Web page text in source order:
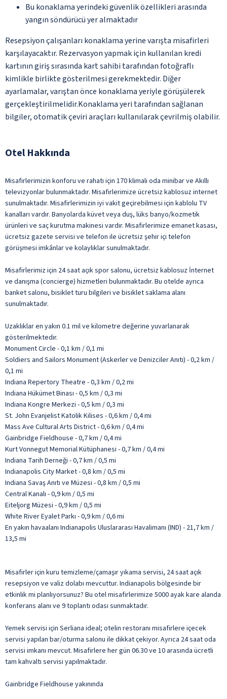
Bu konaklama yerindeki güvenlik özellikleri arasında
yangın söndürücü yer almaktadır
Resepsiyon çalışanları konaklama yerine varışta misafirleri
karşılayacaktır. Rezervasyon yapmak için kullanılan kredi
kartının giriş sırasında kart sahibi tarafından fotoğraflı
kimlikle birlikte gösterilmesi gerekmektedir. Diğer
ayarlamalar, varıştan önce konaklama yeriyle görüşülerek
gerçekleştirilmelidir.Konaklama yeri tarafından sağlanan
bilgiler, otomatik çeviri araçları kullanılarak çevrilmiş olabilir.
Otel Hakkında
Misafirlerimizin konforu ve rahatı için 170 klimalı oda minibar ve Akıllı
televizyonlar bulunmaktadır. Misafirlerimize ücretsiz kablosuz internet
sunulmaktadır. Misafirlerimizin iyi vakit geçirebilmesi için kablolu TV
kanalları vardır. Banyolarda küvet veya duş, lüks banyo/kozmetik
ürünleri ve saç kurutma makinesi vardır. Misafirlerimize emanet kasası,
ücretsiz gazete servisi ve telefon ile ücretsiz şehir içi telefon
görüşmesi imkânlar ve kolaylıklar sunulmaktadır.
Misafirlerimiz için 24 saat açık spor salonu, ücretsiz kablosuz İnternet
ve danışma (concierge) hizmetleri bulunmaktadır. Bu otelde ayrıca
banket salonu, bisiklet turu bilgileri ve bisiklet saklama alanı
sunulmaktadır.
Uzaklıklar en yakın 0.1 mil ve kilometre değerine yuvarlanarak
gösterilmektedir.
Monument Circle - 0,1 km / 0,1 mi
Soldiers and Sailors Monument (Askerler ve Denizciler Anıtı) - 0,2 km /
0,1 mi
Indiana Repertory Theatre - 0,3 km / 0,2 mi
Indiana Hükümet Binası - 0,5 km / 0,3 mi
Indiana Kongre Merkezi - 0,5 km / 0,3 mi
St. John Evanjelist Katolik Kilises - 0,6 km / 0,4 mi
Mass Ave Cultural Arts District - 0,6 km / 0,4 mi
Gainbridge Fieldhouse - 0,7 km / 0,4 mi
Kurt Vonnegut Memorial Kütüphanesi - 0,7 km / 0,4 mi
Indiana Tarih Derneği - 0,7 km / 0,5 mi
Indianapolis City Market - 0,8 km / 0,5 mi
Indiana Savaş Anıtı ve Müzesi - 0,8 km / 0,5 mi
Central Kanalı - 0,9 km / 0,5 mi
Eiteljorg Müzesi - 0,9 km / 0,5 mi
White River Eyalet Parkı - 0,9 km / 0,6 mi
En yakın havaalanı Indianapolis Uluslararası Havalimanı (IND) - 21,7 km /
13,5 mi
Misafirler için kuru temizleme/çamaşır yıkama servisi, 24 saat açık
resepsiyon ve valiz dolabı mevcuttur. Indianapolis bölgesinde bir
etkinlik mi planlıyorsunuz? Bu otel misafirlerimize 5000 ayak kare alanda
konferans alanı ve 9 toplantı odası sunmaktadır.
Yemek servisi için Serliana ideal; otelin restoranı misafirlere içecek
servisi yapılan bar/oturma salonu ile dikkat çekiyor. Ayrıca 24 saat oda
servisi imkanı mevcut. Misafirlere her gün 06.30 ve 10 arasında ücretli
tam kahvaltı servisi yapılmaktadır.
Gainbridge Fieldhouse yakınında